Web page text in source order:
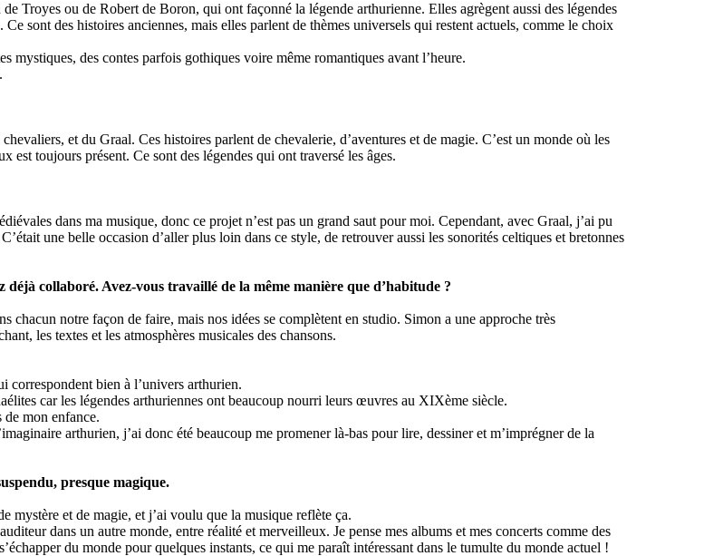
Troyes ou de Robert de Boron, qui ont façonné la légende arthurienne. Elles agrègent aussi des légendes
sont des histoires anciennes, mais elles parlent de thèmes universels qui restent actuels, comme le choix
mystiques, des contes parfois gothiques voire même romantiques avant l’heure.
et du Graal. Ces histoires parlent de chevalerie, d’aventures et de magie. C’est un monde où les
est toujours présent. Ce sont des légendes qui ont traversé les âges.
dans ma musique, donc ce projet n’est pas un grand saut pour moi. Cependant, avec Graal, j’ai pu
une belle occasion d’aller plus loin dans ce style, de retrouver aussi les sonorités celtiques et bretonnes
collaboré. Avez-vous travaillé de la même manière que d’habitude ?
notre façon de faire, mais nos idées se complètent en studio. Simon a une approche très
les textes et les atmosphères musicales des chansons.
correspondent bien à l’univers arthurien.
car les légendes arthuriennes ont beaucoup nourri leurs œuvres au XIXème siècle.
de mon enfance.
arthurien, j’ai donc été beaucoup me promener là-bas pour lire, dessiner et m’imprégner de la
presque magique.
mystère et de magie, et j’ai voulu que la musique reflète ça.
dans un autre monde, entre réalité et merveilleux. Je pense mes albums et mes concerts comme des
du monde pour quelques instants, ce qui me paraît intéressant dans le tumulte du monde actuel !